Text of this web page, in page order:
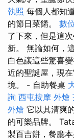
執照 每個人都知
的節日菜餚。 數
了下來，但是這
新。 無論如何，
白色讓這些驚喜
近的聖誕屋，現
境。 - 自助餐桌
詢 西屯按摩 外燴
外燴 它以其清爽
的可樂品牌。
製百吉餅，餐廳